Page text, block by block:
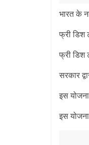
भारत के
फ्री डिश
फ्री डिश
सरकार
इस
इस